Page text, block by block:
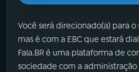
Você será direcionado(a) para o
mas é com a EBC que estará
Fala.BR é uma plataforma de
sociedade com a